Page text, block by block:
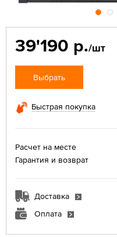
39'190 р./шт
Выбрать
Быстрая покупка
Расчет на месте
Гарантия и возврат
Доставка
Оплата